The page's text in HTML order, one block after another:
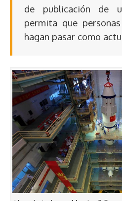
de publicación de
permita que
hagan pasar como